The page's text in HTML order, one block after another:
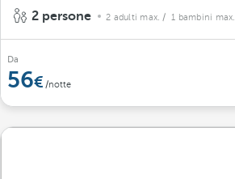
2 persone 2 adulti max. / 1 bambini max.
Da
56 /notte